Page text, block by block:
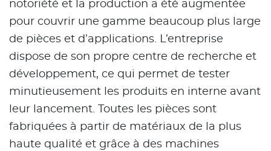
notoriété et la production a été augmentée
pour couvrir une gamme beaucoup plus large
de pièces et d’applications. L’entreprise
dispose de son propre centre de recherche et
développement, ce qui permet de tester
minutieusement les produits en interne avant
leur lancement. Toutes les pièces sont
fabriquées à partir de matériaux de la plus
haute qualité et grâce à des machines